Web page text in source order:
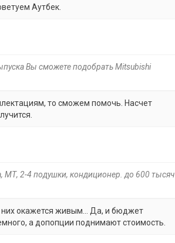
Аутбек.
Вы сможете подобрать Mitsubishi
то сможем помочь. Насчет
МТ, 2-4 подушки, кондиционер. до 600 тысяч
них окажется живым... Да, и бюджет
а допопции поднимают стоимость.